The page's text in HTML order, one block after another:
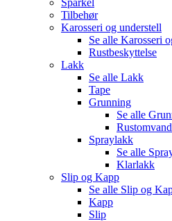
Tilbehør
Karosseri og understell
Se alle Karosseri
Rustbeskyttelse
Lakk
Se alle Lakk
Tape
Grunning
Se alle
Spraylakk
Se alle
Klarlakk
Slip og Kapp
Se alle Slip og
Kapp
Slip